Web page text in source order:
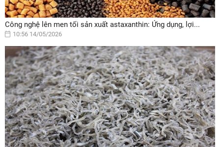
Công nghệ lên men tối sản xuất astaxanthin: Ứng dụng, lợi...
10:56 14/05/2026